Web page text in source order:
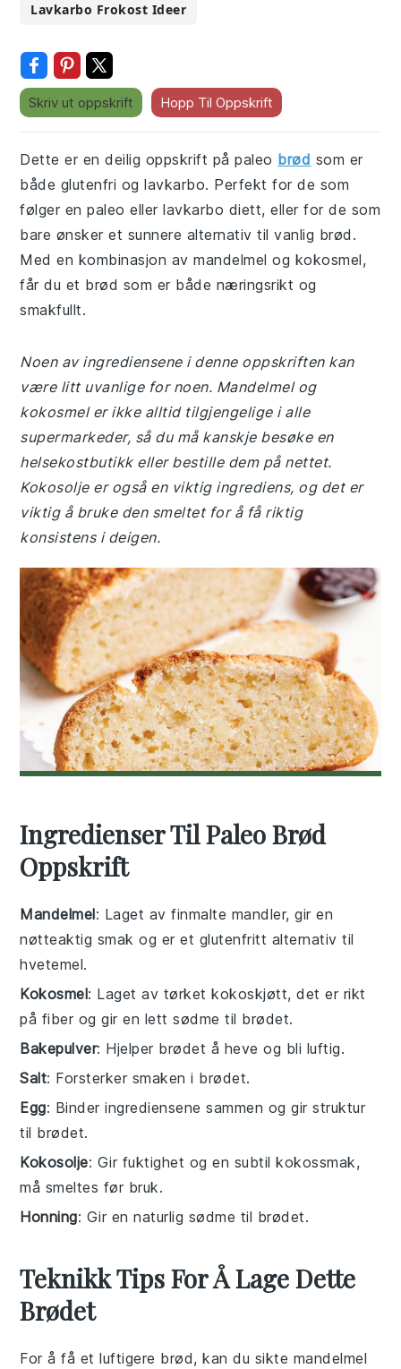
Lavkarbo Frokost Ideer
Skriv ut oppskrift Hopp Til Oppskrift
Dette er en deilig oppskrift på paleo brød som er
både glutenfri og lavkarbo. Perfekt for de som
følger en paleo eller lavkarbo diett, eller for de som
bare ønsker et sunnere alternativ til vanlig brød.
Med en kombinasjon av mandelmel og kokosmel,
får du et brød som er både næringsrikt og
smakfullt.
Noen av ingrediensene i denne oppskriften kan
være litt uvanlige for noen. Mandelmel og
kokosmel er ikke alltid tilgjengelige i alle
supermarkeder, så du må kanskje besøke en
helsekostbutikk eller bestille dem på nettet.
Kokosolje er også en viktig ingrediens, og det er
viktig å bruke den smeltet for å få riktig
konsistens i deigen.
Ingredienser Til Paleo Brød
Oppskrift
Mandelmel: Laget av finmalte mandler, gir en
nøtteaktig smak og er et glutenfritt alternativ til
hvetemel.
Kokosmel: Laget av tørket kokoskjøtt, det er rikt
på fiber og gir en lett sødme til brødet.
Bakepulver: Hjelper brødet å heve og bli luftig.
Salt: Forsterker smaken i brødet.
Egg: Binder ingrediensene sammen og gir struktur
til brødet.
Kokosolje: Gir fuktighet og en subtil kokossmak,
må smeltes før bruk.
Honning: Gir en naturlig sødme til brødet.
Teknikk Tips For Å Lage Dette
Brødet
For å få et luftigere brød, kan du sikte mandelmel